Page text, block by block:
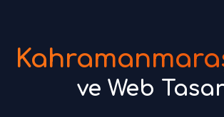
ve Web